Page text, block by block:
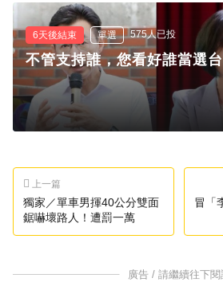
6天後結束 單選 575人已投
不管支持誰，您看好誰當選
上一篇
獨家／單車男揮40公分雙面
鋸嚇壞路人！遭罰一萬
冒「
廣告 / 請繼續往下閱